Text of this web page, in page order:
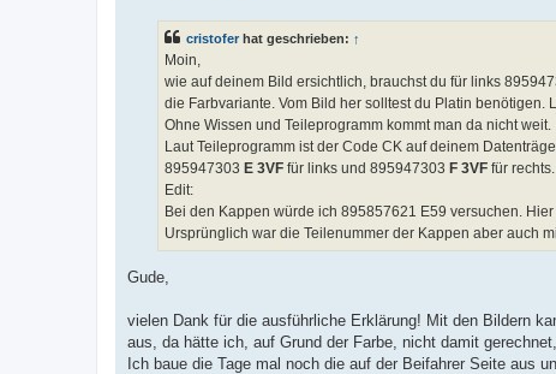
cristofer hat geschrieben: ↑
Moin,
wie auf deinem Bild ersichtlich, brauchst du für links
die Farbvariante. Vom Bild her solltest du Platin benötigen.
Ohne Wissen und Teileprogramm kommt man da nicht weit.
Laut Teileprogramm ist der Code CK auf deinem
895947303 E 3VF für links und 895947303 F 3VF für rechts.
Edit:
Bei den Kappen würde ich 895857621 E59 versuchen.
Ursprünglich war die Teilenummer der Kappen aber auch
Gude,
vielen Dank für die ausführliche Erklärung! Mit den Bildern
aus, da hätte ich, auf Grund der Farbe, nicht damit
Ich baue die Tage mal noch die auf der Beifahrer Seite aus